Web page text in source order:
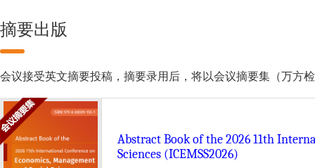
摘要出版
会议接受英文摘要投稿，摘要录用后，将以会议摘要集（万方检
Abstract Book of the 2026 11th
Sciences (ICEMSS2026)